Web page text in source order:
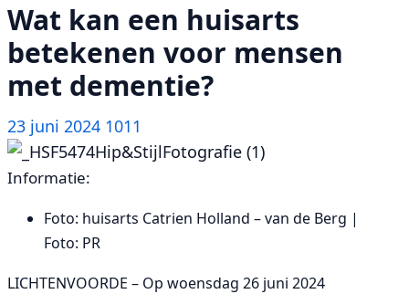
Wat kan een huisarts
betekenen voor mensen
met dementie?
23 juni 2024 1011
Informatie:
Foto: huisarts Catrien Holland – van de Berg |
Foto: PR
LICHTENVOORDE – Op woensdag 26 juni 2024